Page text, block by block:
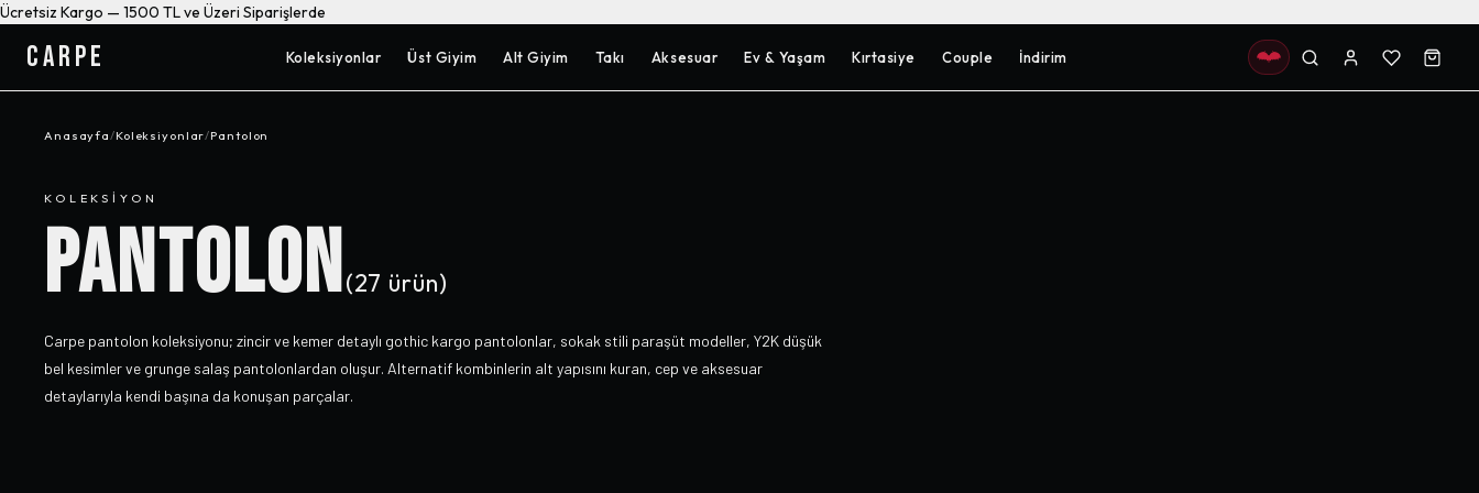
Ücretsiz Kargo — 1500 TL ve Üzeri Siparişlerde
CARPE Koleksiyonlar Üst Giyim Alt Giyim Takı Aksesuar Ev & Yaşam Kırtasiye Couple İndirim
Anasayfa/Koleksiyonlar/Pantolon
KOLEKSIYON
PANTOLON(27 ürün)
Carpe pantolon koleksiyonu; zincir ve kemer detaylı gothic kargo pantolonlar, sokak stili paraşüt modeller, Y2K düşük
bel kesimler ve grunge salaş pantolonlardan oluşur. Alternatif kombinlerin alt yapısını kuran, cep ve aksesuar
detaylarıyla kendi başına da konuşan parçalar.